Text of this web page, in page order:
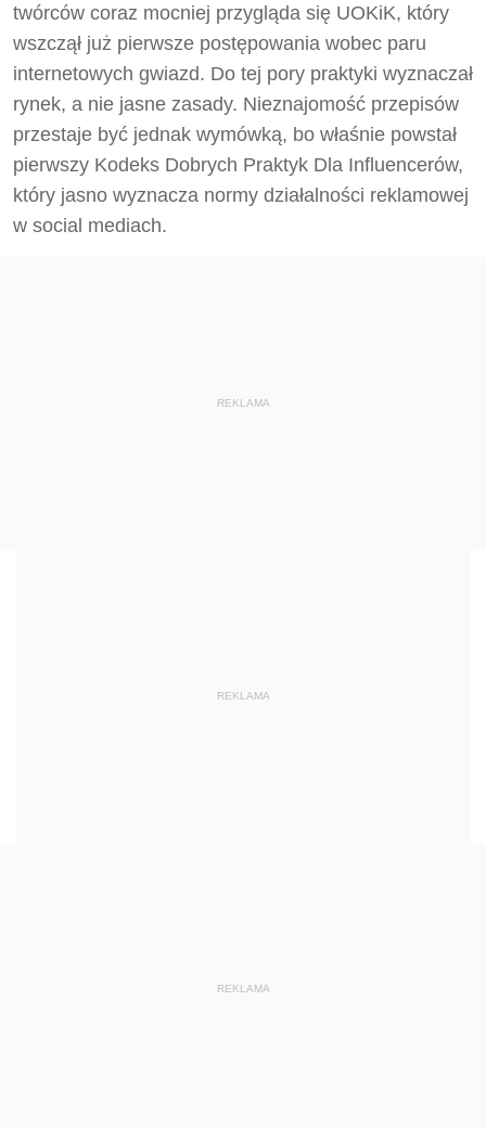
twórców coraz mocniej przygląda się UOKiK, który
wszczął już pierwsze postępowania wobec paru
internetowych gwiazd. Do tej pory praktyki wyznaczał
rynek, a nie jasne zasady. Nieznajomość przepisów
przestaje być jednak wymówką, bo właśnie powstał
pierwszy Kodeks Dobrych Praktyk Dla Influencerów,
który jasno wyznacza normy działalności reklamowej
w social mediach.
REKLAMA
REKLAMA
REKLAMA